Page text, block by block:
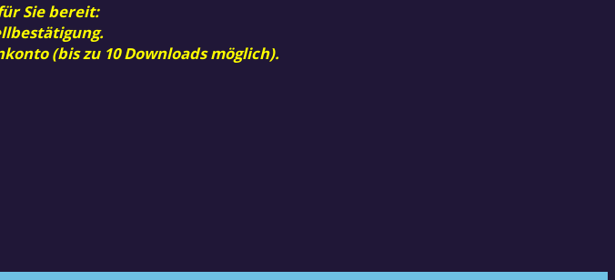
Sie bereit:
(bis zu 10 Downloads möglich).